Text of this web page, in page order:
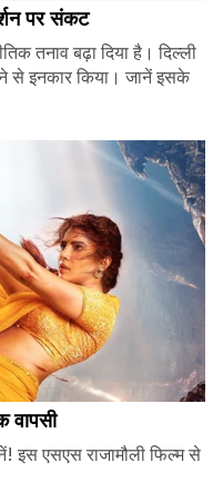
पर संकट
तनाव बढ़ा दिया है। दिल्ली
से इनकार किया। जानें इसके
वापसी
इस एसएस राजामौली फिल्म से